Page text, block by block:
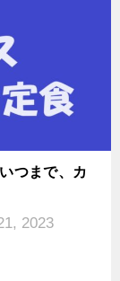
つまで、カ
2023